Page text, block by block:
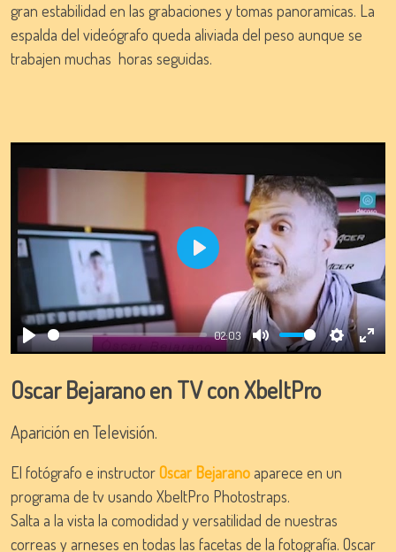
gran estabilidad en las grabaciones y tomas panoramicas. La
espalda del videógrafo queda aliviada del peso aunque se
trabajen muchas horas seguidas.
Play
02:03
Mute Settings
Play
Oscar Bejarano en TV con XbeltPro
Aparición en Televisión.
El fotógrafo e instructorOscar Bejaranoaparece en un
programa de tv usando XbeltPro Photostraps.
Salta a la vista la comodidad y versatilidad de nuestras
correas y arneses en todas las facetas de la fotografía. Oscar